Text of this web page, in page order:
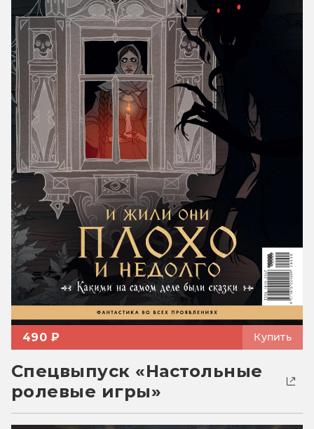
490 ₽ Купить
Спецвыпуск «Настольные
ролевые игры»